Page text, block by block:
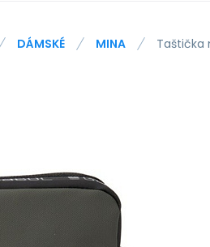
DÁMSKÉ MINA Taštička